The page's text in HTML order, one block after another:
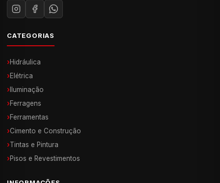
CATEGORIAS
›Hidráulica
›Elétrica
› Iluminação
›Ferragens
›Ferramentas
›Cimento e Construção
›Tintas e Pintura
›Pisos e Revestimentos